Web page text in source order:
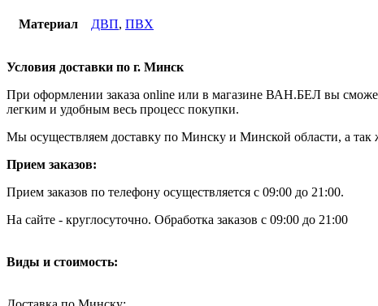
Материал ДВП, ПВХ
Условия доставки по г. Минск
При оформлении заказа online или в магазине ВАН.БЕЛ вы
легким и удобным весь процесс покупки.
Мы осуществляем доставку по Минску и Минской области, а так
Прием заказов:
Прием заказов по телефону осуществляется с 09:00 до 21:00.
На сайте - круглосуточно. Обработка заказов с 09:00 до 21:00
Виды и стоимость: